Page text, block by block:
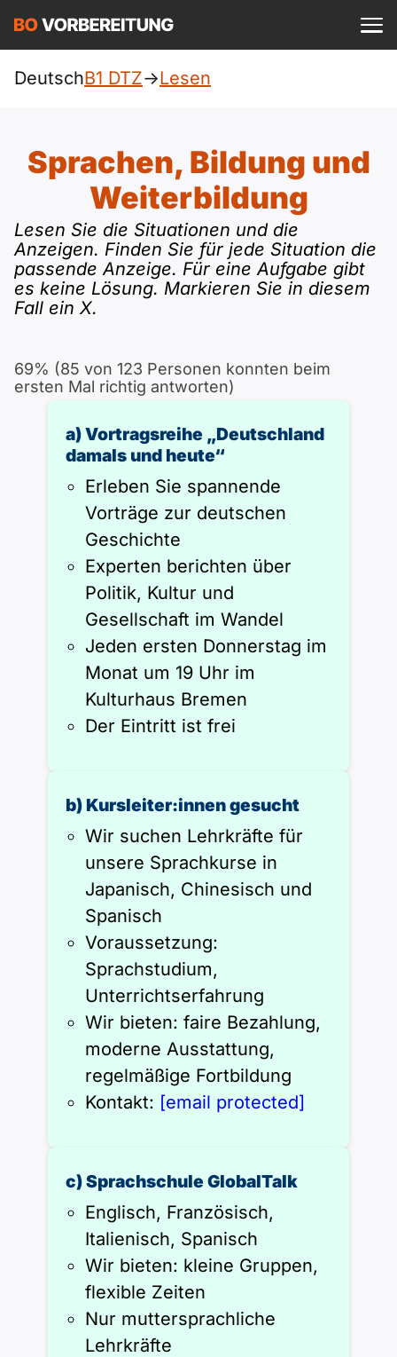
DTZ
Beruf
telc
Goethe
ÖSD
Pflege (telc)
Deutsch
Englisch
Türkisch
Ukrainisch
Polnisch
A1 Allgemein
A1 DTZ
A1 telc
A1 ÖIF
A2 Allgemein
A2 DTZ
A2 Goethe
A2 ÖIF
B1
B1 Allgemein
B1 Beruf
B1 telc
B1 Goethe
B1 Pflege (telc)
B2
B2 Beruf
B2 telc
B2 Goethe
B2 Pflege (telc)
Webinare
Mehr Tools
Online-Kurse
Einbürgerungstest
Schulen & Kurse
Lebenslauf erstellen
Einloggen
DeutschB1 DTZ->Lesen
Sprachen, Bildung und
Weiterbildung
Lesen Sie die Situationen und die
Anzeigen. Finden Sie für jede Situation die
passende Anzeige. Für eine Aufgabe gibt
es keine Lösung. Markieren Sie in diesem
Fall ein X.
69% (85 von 123 Personen konnten beim
ersten Mal richtig antworten)
a) Vortragsreihe „Deutschland
damals und heute“
Erleben Sie spannende
Vorträge zur deutschen
Geschichte
Experten berichten über
Politik, Kultur und
Gesellschaft im Wandel
Jeden ersten Donnerstag im
Monat um 19 Uhr im
Kulturhaus Bremen
Der Eintritt ist frei
b) Kursleiter:innen gesucht
Wir suchen Lehrkräfte für
unsere Sprachkurse in
Japanisch, Chinesisch und
Spanisch
Voraussetzung:
Sprachstudium,
Unterrichtserfahrung
Wir bieten: faire Bezahlung,
moderne Ausstattung,
regelmäßige Fortbildung
Kontakt: [email protected]
c) Sprachschule GlobalTalk
Englisch, Französisch,
Italienisch, Spanisch
Wir bieten: kleine Gruppen,
flexible Zeiten
Nur muttersprachliche
Lehrkräfte